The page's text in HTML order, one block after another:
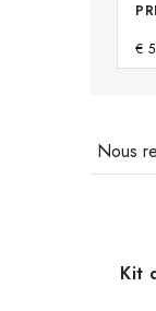
€ 5
T
Nous
Kit